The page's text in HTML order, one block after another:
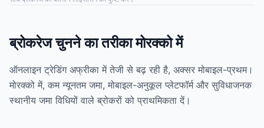
ब्रोकरेज चुनने का तरीका मोरक्को में
ऑनलाइन ट्रेडिंग अफ्रीका में तेजी से बढ़ रही है, अक्सर मोबाइल-प्रथम।
मोरक्को में, कम न्यूनतम जमा, मोबाइल-अनुकूल प्लेटफॉर्म और सुविधाजनक
स्थानीय जमा विधियों वाले ब्रोकरों को प्राथमिकता दें।